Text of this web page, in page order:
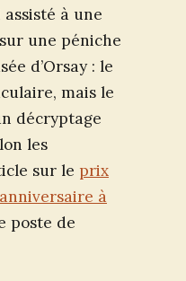
assisté à une
une péniche
d’Orsay : le
mais le
décryptage
les
sur le prix
à
poste de